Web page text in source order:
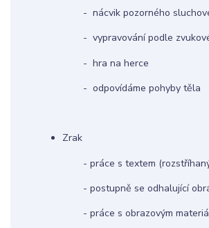
- nácvik pozorného
- vypravování podle
- hra na herce
- odpovídáme pohyby těla
- práce s textem
- postupně se odhalující
- práce s obrazovým